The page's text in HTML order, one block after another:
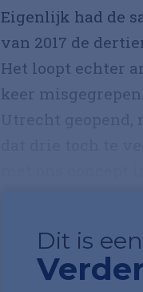
Eigenlijk had de
van 2017 de
Het loopt echter
keer
Dit is